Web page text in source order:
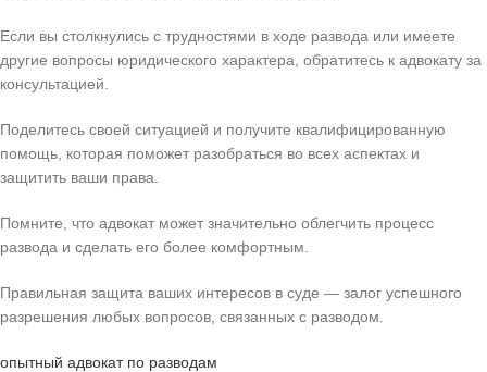
Если вы столкнулись с трудностями в ходе развода или имеете
другие вопросы юридического характера, обратитесь к адвокату за
консультацией.
Поделитесь своей ситуацией и получите квалифицированную
помощь, которая поможет разобраться во всех аспектах и
защитить ваши права.
Помните, что адвокат может значительно облегчить процесс
развода и сделать его более комфортным.
Правильная защита ваших интересов в суде — залог успешного
разрешения любых вопросов, связанных с разводом.
опытный адвокат по разводам